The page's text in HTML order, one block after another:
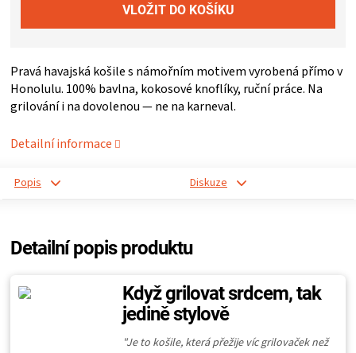
MASA
VENKOVNÍ
KUCHYNĚ
GRILOVÁNÍ
HAVAJSKÉ
Pravá havajská košile s námořním motivem vyrobená přímo v
Honolulu. 100% bavlna, kokosové knoflíky, ruční práce. Na
grilování i na dovolenou — ne na karneval.
Detailní informace
Popis Diskuze
Detailní popis produktu
Když grilovat srdcem, tak
jedině stylově
"Je to košile, která přežije víc grilovaček než